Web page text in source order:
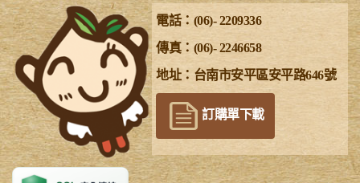
電話：(06)- 2209336
傳真：(06)- 2246658
地址：台南市安平區安平路646號
訂購單下載